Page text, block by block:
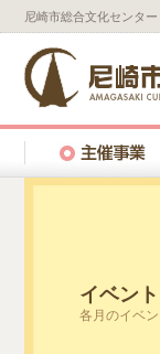
尼崎市総合文化センタ
イベン
各月のイベ